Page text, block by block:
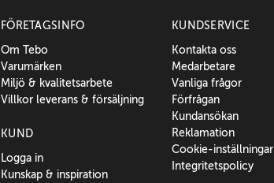
FÖRETAGSINFO
Om Tebo
Varumärken
Miljö & kvalitetsarbete
Villkor leverans & försäljning
KUND
Logga in
Kunskap & inspiration
KUNDSERVICE
Kontakta oss
Medarbetare
Vanliga frågor
Förfrågan
Kundansökan
Reklamation
Cookie-inställningar
Integritetspolicy